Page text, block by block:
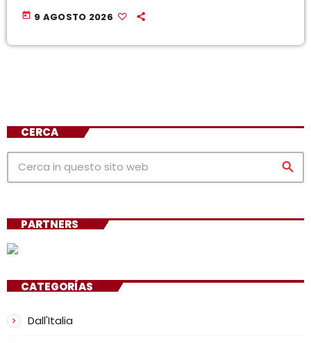
today 9 AGOSTO 2026
CERCA
search
PARTNERS
CATEGORÍAS
Dall'Italia